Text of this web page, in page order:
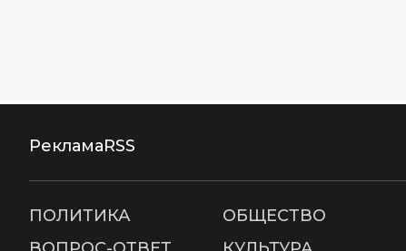
РекламаRSS
ПОЛИТИКА ОБЩЕСТВО